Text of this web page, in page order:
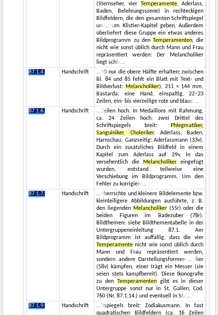
(Sternseher, vier Temperamente, Aderlass,
Baden, Belehrungsszene) in rechteckigen
Bildfeldern, die den gesamten Schriftspiegel
und
zum Klistier-Kapitel geben. Außerdem
überliefert diese Gruppe ein etwas anderes
Bildprogramm zu denTemperamenten, die
nicht wie sonst üblich durch Mann und Frau
repräsentiert werden: Der Melancholiker
liegt schla
87.1.4.
Handschrift
50 nur die obere Hälfte erhalten; zwischen
Bl. 84 und 85 fehlt ein Blatt mit Text- und
Bildverlust: Melancholiker), 211 × 144 mm,
Bastarda, eine Hand, einspaltig, 22–23
Zeilen, ein- bis vierzeilige rote und blaue
87.1.6.
Handschrift
Zeilen hoch. In Medaillons mit Rahmung,
ca. 24 Zeilen hoch, zwei Drittel des
Schriftspiegels breit:
Phlegmatiker,
Sanguiniker, Choleriker, Aderlass, Baden,
Harnschau. Ganzseitig: Aderlassmann (33v).
Durch ein zusätzliches Bildfeld in einem
Kapitel zum Aderlass auf 29v, in das
versehentlich die
Melancholiker eingefügt
wurden, entstand teilweise eine
Verschiebung im Bildprogramm. Um den
Fehler zu korrigiere
87.1.7.
Handschrift
eherrschte und kleinere Bildelemente bzw.
kleinteiligere Abbildungen ausführte, z. B.
den liegenden Melancholiker(55r) oder die
beiden Figuren im Badezuber (78r).
Bildthemen: siehe Bildthementabelle in der
Untergruppeneinleitung 87.1. Am
Bildprogramm ist auffällig, dass die vier
Temperamente nicht wie sonst üblich durch
Mann und Frau repräsentiert werden,
sondern andere Darstellungsformen
riker
(58v) kämpfen, einer trägt ein Messer (sie
seien stets kampfbereit). Diese Ikonografie
zu den Temperamentengibt es in dieser
Untergruppe sonst nur in St. Gallen, Cod.
760 (Nr. 87.1.14.) und eventuell in Sta
87.1.9.
Handschrift
ftspiegels breit: Zodiakusmann. In fast
quadratischen Bildfeldern (ca. 16 Zeilen